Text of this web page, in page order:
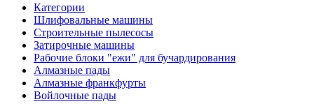
Категории
Шлифовальные машины
Строительные пылесосы
Затирочные машины
Рабочие блоки "ежи" для бучардирования
Алмазные пады
Алмазные франкфурты
Войлочные пады